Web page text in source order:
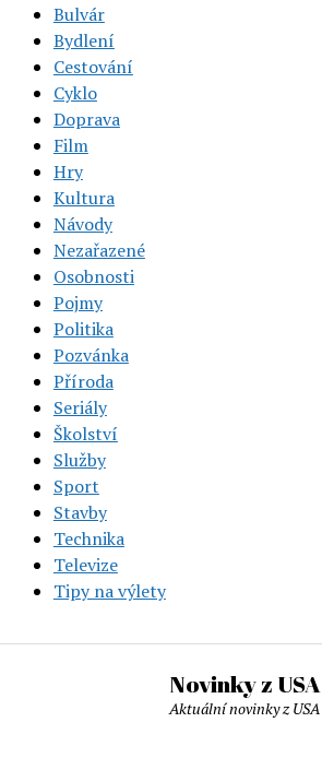
Bulvár
Bydlení
Cestování
Cyklo
Doprava
Film
Hry
Kultura
Návody
Nezařazené
Osobnosti
Pojmy
Politika
Pozvánka
Příroda
Seriály
Školství
Služby
Sport
Stavby
Technika
Televize
Tipy na výlety
Novinky z USA
Aktuální novinky z USA